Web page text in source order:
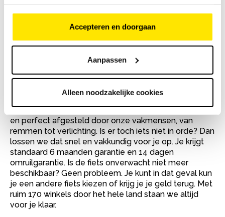
Accepteren en doorgaan
Aanpassen
Alleen noodzakelijke cookies
fiets te zoeken.Houd deze pagina in de gaten want er
kan elk moment een fiets ingeruild worden en dan
staat er hier weer een mooie tweedehands kinderfiets.
Waarom een tweedehands
kinderfiets kopen bij Bike
Totaal?
Bij Bike Totaal koop je een tweedehands kinderfiets
zonder zorgen. Elke kinderfiets is grondig nagekeken
en perfect afgesteld door onze vakmensen, van
remmen tot verlichting. Is er toch iets niet in orde? Dan
lossen we dat snel en vakkundig voor je op. Je krijgt
standaard 6 maanden garantie en 14 dagen
omruilgarantie. Is de fiets onverwacht niet meer
beschikbaar? Geen probleem. Je kunt in dat geval kun
je een andere fiets kiezen of krijg je je geld terug. Met
ruim 170 winkels door het hele land staan we altijd
voor je klaar.